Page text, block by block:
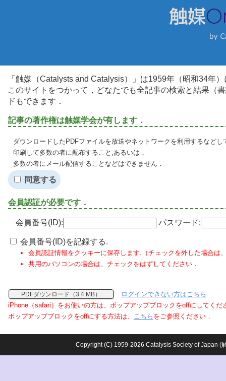
「触媒（Catalysts and Catalysis）」は1959年（昭和34年
このサイトをつかって，どなたでも全記事の検索と結果（
ドもできます．
記事の著作権は触媒学会が有します．
ダウンロードしたPDFファイルを放送やネットワークを利用するなど
印刷して多数の者に配布すること,あるいは，
多数の者にメール配信することなどはできません．
同意する
会員認証が必要です．
会員番号(ID): パスワード:
会員番号(ID)を記録する.
会員認証情報をクッキーに保存します.（チェックを外した場合は
共用のパソコンの場合は、チェックをはずしてください．
PDFダウンロード（3.4 MB）
ログインできない方はこちら
iPhone（safari）をお使いの方は、ポップアップブロックをoffにしてくだ
ポップアップブロックをoffにする方法は、 こちら をご参照ください．
Copyright (C) 1959-2026 Catalysis Society of Japan (